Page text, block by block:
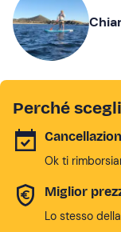
Perché
Ok ti
Miglior
Lo stesso